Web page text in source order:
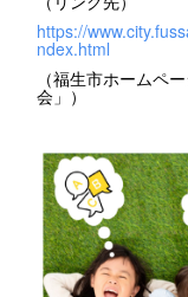
https://
ndex.html
（福生市ホームペ
会」）